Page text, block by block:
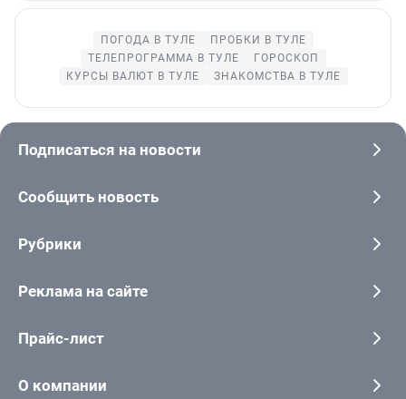
ПОГОДА В ТУЛЕ
ПРОБКИ В ТУЛЕ
ТЕЛЕПРОГРАММА В ТУЛЕ
ГОРОСКОП
КУРСЫ ВАЛЮТ В ТУЛЕ
ЗНАКОМСТВА В ТУЛЕ
Подписаться на новости
Сообщить новость
Рубрики
Реклама на сайте
Прайс-лист
О компании